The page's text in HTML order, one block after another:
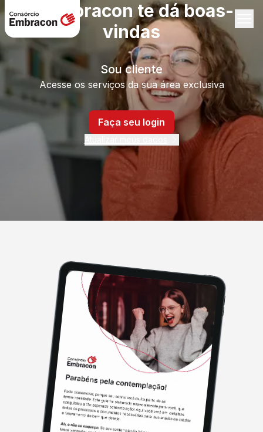
A Embracon te dá boas-
vindas
Sou cliente
Acesse os serviços da sua área exclusiva
Faça seu login